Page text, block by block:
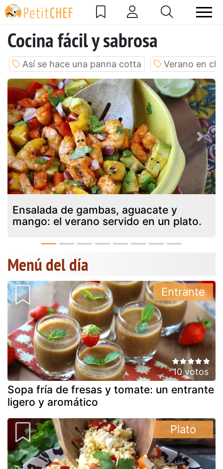
Cocina fácil y sabrosa
Así se hace una panna cotta Verano en
Ensalada de gambas, aguacate y
mango: el verano servido en un plato.
Previous Next
Menú del día
10 votos
Sopa fría de fresas y tomate: un entrante
ligero y aromático
Entrante
Plato